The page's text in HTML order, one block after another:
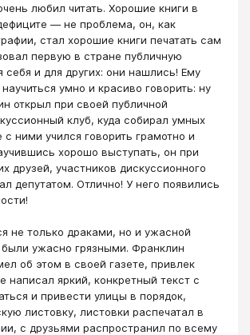
любил читать. Хорошие книги в
— не проблема, он, как
стал хорошие книги печатать сам
первую в стране публичную
себя и для других: они нашлись! Ему
умно и красиво говорить: ну
открыл при своей публичной
клуб, куда собирал умных
ними учился говорить грамотно и
хорошо выступать, он при
друзей, участников дискуссионного
депутатом. Отлично! У него появились
не только драками, но и ужасной
ужасно грязными. Франклин
об этом в своей газете, привлек
написал яркий, конкретный текст с
и привести улицы в порядок,
листовку, листовки распечатал в
с друзьями распространил по всему